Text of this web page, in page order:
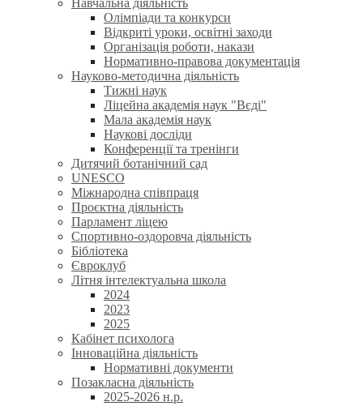
Олімпіади та конкурси
Відкриті уроки, освітні заходи
Організація роботи, накази
Нормативно-правова документація
Науково-методична діяльність
Тижні наук
Ліцейна академія наук "Вєді"
Мала академія наук
Наукові досліди
Конференції та тренінги
Дитячий ботанічний сад
UNESCO
Міжнародна співпраця
Проєктна діяльність
Парламент ліцею
Спортивно-оздоровча діяльність
Бібліотека
Євроклуб
Літня інтелектуальна школа
2024
2023
2025
Кабінет психолога
Інноваційна діяльність
Нормативні документи
Позакласна діяльність
2025-2026 н.р.